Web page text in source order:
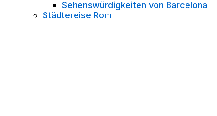
Sehenswürdigkeiten von Barcelona
Städtereise Rom